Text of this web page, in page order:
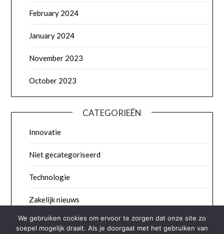
February 2024
January 2024
November 2023
October 2023
CATEGORIEËN
Innovatie
Niet gecategoriseerd
Technologie
Zakelijk nieuws
We gebruiken cookies om ervoor te zorgen dat onze site zo
soepel mogelijk draait. Als je doorgaat met het gebruiken van